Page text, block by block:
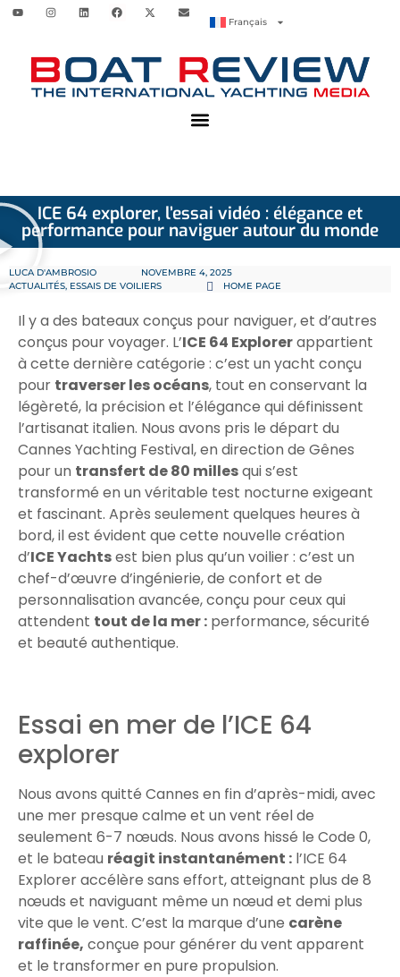
Français
ICE 64 explorer, l’essai vidéo : élégance et
performance pour naviguer autour du monde
LUCA D'AMBROSIO
NOVEMBRE 4, 2025
ACTUALITÉS, ESSAIS DE VOILIERS HOME PAGE
Il y a des bateaux conçus pour naviguer, et d’autres
conçus pour voyager. L’ICE 64 Explorerappartient
à cette dernière catégorie : c’est un yacht conçu
pour traverser les océans, tout en conservant la
légèreté, la précision et l’élégance qui définissent
l’artisanat italien. Nous avons pris le départ du
Cannes Yachting Festival, en direction de Gênes
pour un transfert de 80 millesqui s’est
transformé en un véritable test nocturne exigeant
et fascinant. Après seulement quelques heures à
bord, il est évident que cette nouvelle création
d’ICE Yachtsest bien plus qu’un voilier : c’est un
chef-d’œuvre d’ingénierie, de confort et de
personnalisation avancée, conçu pour ceux qui
attendent tout de la mer : performance, sécurité
et beauté authentique.
Essai en mer de l’ICE 64
explorer
Nous avons quitté Cannes en fin d’après-midi, avec
une mer presque calme et un vent réel de
seulement 6-7 nœuds. Nous avons hissé le Code 0,
et le bateau réagit instantanément : l’ICE 64
Explorer accélère sans effort, atteignant plus de 8
nœuds et naviguant même un nœud et demi plus
vite que le vent. C’est la marque d’une carène
raffinée, conçue pour générer du vent apparent
et le transformer en pure propulsion.